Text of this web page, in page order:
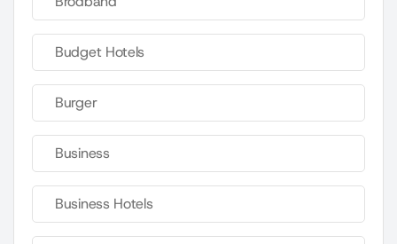
Budget Hotels
Burger
Business
Business Hotels